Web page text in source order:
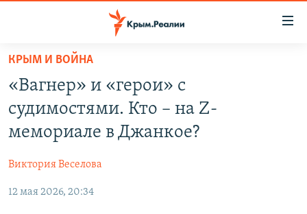
Вернуться
основному
содержанию
Вернутся
главной
навигации
Вернутся
СПЕЦПРОЕКТЫ
11 ЛЕТ ОККУПАЦИИ КРЫМА. 11 ИСТОРИЙ СОПРОТИВЛЕНИЯ
ВОДА
ЕЩЕ
ИНТЕРАКТИВ
РАДІО СВОБОДА
КРЫМ И ВОЙНА
«Вагнер» и «герои» с
судимостями. Кто – на Z-
мемориале в Джанкое?
Виктория Веселова
12 мая 2026, 20:34